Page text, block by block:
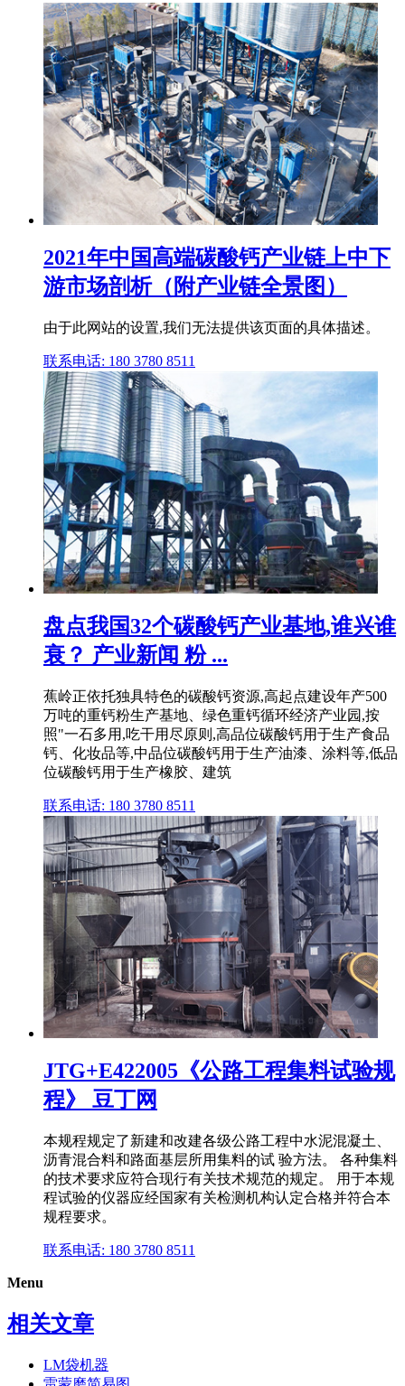
2021年中国高端碳酸钙产业链上中下
游市场剖析（附产业链全景图）
由于此网站的设置,我们无法提供该页面的具体描述。
联系电话: 180 3780 8511
盘点我国32个碳酸钙产业基地,谁兴谁
衰？ 产业新闻 粉 ...
蕉岭正依托独具特色的碳酸钙资源,高起点建设年产500
万吨的重钙粉生产基地、绿色重钙循环经济产业园,按
照"一石多用,吃干用尽原则,高品位碳酸钙用于生产食品
钙、化妆品等,中品位碳酸钙用于生产油漆、涂料等,低品
位碳酸钙用于生产橡胶、建筑
联系电话: 180 3780 8511
JTG+E422005《公路工程集料试验规
程》 豆丁网
本规程规定了新建和改建各级公路工程中水泥混凝土、
沥青混合料和路面基层所用集料的试 验方法。 各种集料
的技术要求应符合现行有关技术规范的规定。 用于本规
程试验的仪器应经国家有关检测机构认定合格并符合本
规程要求。
联系电话: 180 3780 8511
Menu
相关文章
LM袋机器